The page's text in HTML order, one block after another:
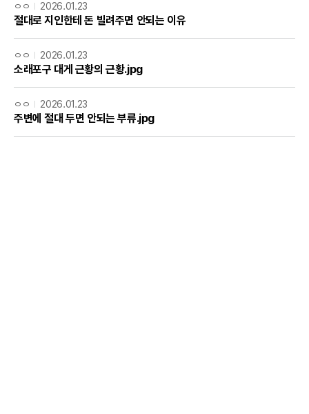
ㅇㅇ 2026.01.23
절대로 지인한테 돈 빌려주면 안되는 이유
ㅇㅇ 2026.01.23
소래포구 대게 근황의 근황.jpg
ㅇㅇ 2026.01.23
주변에 절대 두면 안되는 부류.jpg